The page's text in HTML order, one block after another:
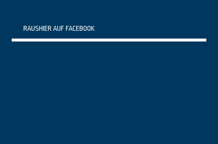
RAUSHIER AUF FACEBOOK